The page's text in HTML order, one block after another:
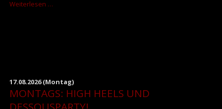
Weiterlesen …MONTAGS:
17.08.2026 (Montag)
MONTAGS: HIGH HEELS UND